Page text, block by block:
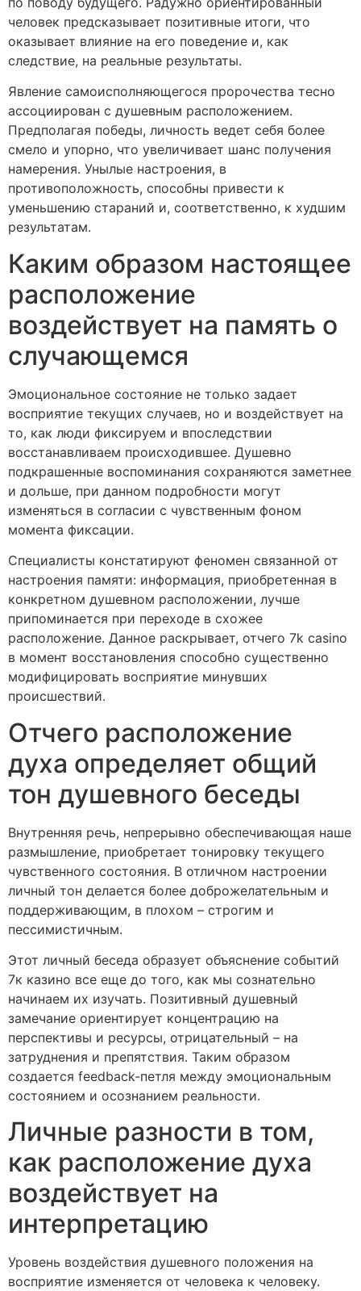
человек предсказывает позитивные итоги, что
оказывает влияние на его поведение и, как
следствие, на реальные результаты.
Явление самоисполняющегося пророчества тесно
ассоциирован с душевным расположением.
Предполагая победы, личность ведет себя более
смело и упорно, что увеличивает шанс получения
намерения. Унылые настроения, в
противоположность, способны привести к
уменьшению стараний и, соответственно, к худшим
результатам.
Каким образом настоящее
расположение
воздействует на память о
случающемся
Эмоциональное состояние не только задает
восприятие текущих случаев, но и воздействует на
то, как люди фиксируем и впоследствии
восстанавливаем происходившее. Душевно
подкрашенные воспоминания сохраняются заметнее
и дольше, при данном подробности могут
изменяться в согласии с чувственным фоном
момента фиксации.
Специалисты констатируют феномен связанной от
настроения памяти: информация, приобретенная в
конкретном душевном расположении, лучше
припоминается при переходе в схожее
расположение. Данное раскрывает, отчего 7k casino
в момент восстановления способно существенно
модифицировать восприятие минувших
происшествий.
Отчего расположение
духа определяет общий
тон душевного беседы
Внутренняя речь, непрерывно обеспечивающая наше
размышление, приобретает тонировку текущего
чувственного состояния. В отличном настроении
личный тон делается более доброжелательным и
поддерживающим, в плохом – строгим и
пессимистичным.
Этот личный беседа образует объяснение событий
7к казино все еще до того, как мы сознательно
начинаем их изучать. Позитивный душевный
замечание ориентирует концентрацию на
перспективы и ресурсы, отрицательный – на
затруднения и препятствия. Таким образом
создается feedback-петля между эмоциональным
состоянием и осознанием реальности.
Личные разности в том,
как расположение духа
воздействует на
интерпретацию
Уровень воздействия душевного положения на
восприятие изменяется от человека к человеку.